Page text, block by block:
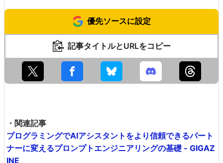
優先ソースに設定
記事タイトルとURLをコピー
・関連記事
プログラミングでAIアシスタントをより信頼できるパート
ナーに変えるプロンプトエンジニアリングの基礎 - GIGAZ
INE